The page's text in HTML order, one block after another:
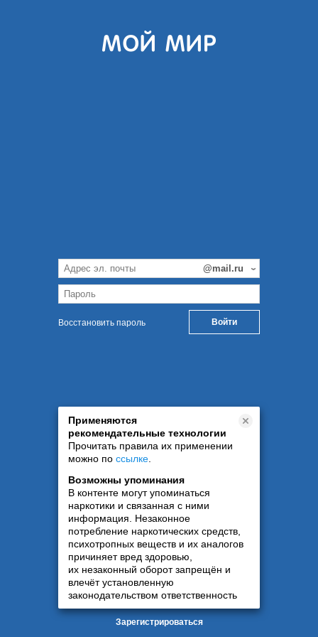
Восстановить пароль
Применяются
рекомендательные технологии
Прочитать правила их применении
можно по ссылке
Возможны упоминания
В контенте могут упоминаться
наркотики и связанная с ними
информация. Незаконное
потребление наркотических средств,
психотропных веществ и их аналогов
причиняет вред здоровью,
их незаконный оборот запрещён и
влечёт установленную
законодательством ответственность
Зарегистрироваться